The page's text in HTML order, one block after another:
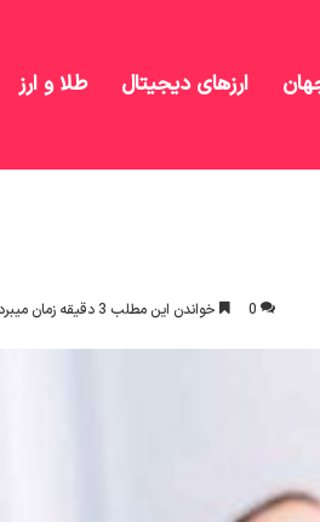
ارزهای دیجیتال طلا و ارز
0 خواندن این مطلب 3 دقیقه زمان میبرد